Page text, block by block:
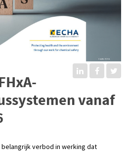
vanaf
verbod in werking dat